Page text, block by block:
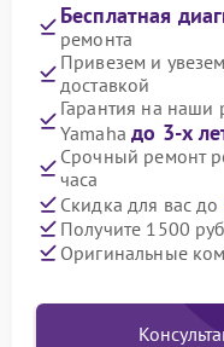
Бесплатная
ремонта
Привезем и
доставкой
Гарантия на наши
Yamahaдо 3-х
Срочный ремонт
часа
Скидка для вас до
Получите 1500
Оригинальные